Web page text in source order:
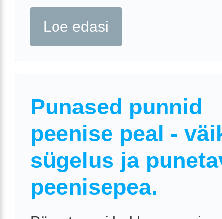
Loe edasi
Punased punnid
peenise peal -
sügelus ja
peenisepea.